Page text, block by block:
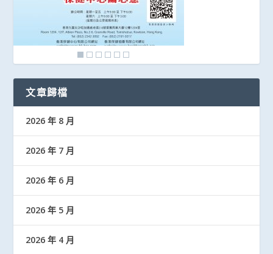
文章歸檔
2026 年 8 月
2026 年 7 月
2026 年 6 月
2026 年 5 月
2026 年 4 月